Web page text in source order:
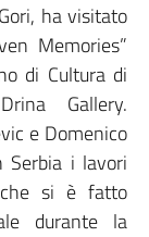
ha visitato
Memories”
di Cultura di
Gallery.
e Domenico
Serbia i lavori
che si è fatto
durante la